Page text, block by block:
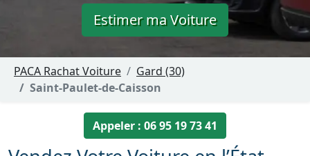
Estimer ma Voiture
PACA Rachat Voiture
Gard (30)
Saint-Paulet-de-Caisson
Appeler : 06 95 19 73 41